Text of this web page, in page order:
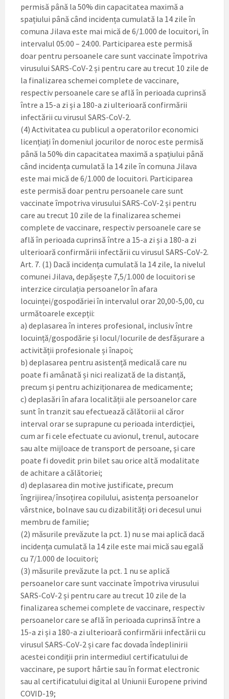
permisă până la 50% din capacitatea maximă a
spațiului până când incidența cumulată la 14 zile în
comuna Jilava este mai mică de 6/1.000 de locuitori, în
intervalul 05:00 – 24:00. Participarea este permisă
doar pentru persoanele care sunt vaccinate împotriva
virusului SARS-CoV-2 și pentru care au trecut 10 zile de
la finalizarea schemei complete de vaccinare,
respectiv persoanele care se află în perioada cuprinsă
între a 15-a zi și a 180-a zi ulterioară confirmării
infectării cu virusul SARS-CoV-2.
(4) Activitatea cu publicul a operatorilor economici
licențiați în domeniul jocurilor de noroc este permisă
până la 50% din capacitatea maximă a spațiului până
când incidența cumulată la 14 zile în comuna Jilava
este mai mică de 6/1.000 de locuitori. Participarea
este permisă doar pentru persoanele care sunt
vaccinate împotriva virusului SARS-CoV-2 și pentru
care au trecut 10 zile de la finalizarea schemei
complete de vaccinare, respectiv persoanele care se
află în perioada cuprinsă între a 15-a zi și a 180-a zi
ulterioară confirmării infectării cu virusul SARS-CoV-2.
Art. 7. (1) Dacă incidența cumulată la 14 zile, la nivelul
comunei Jilava, depășește 7,5/1.000 de locuitori se
interzice circulația persoanelor în afara
locuinței/gospodăriei în intervalul orar 20,00-5,00, cu
următoarele excepții:
a) deplasarea în interes profesional, inclusiv între
locuință/gospodărie și locul/locurile de desfășurare a
activității profesionale și înapoi;
b) deplasarea pentru asistență medicală care nu
poate fi amânată și nici realizată de la distanță,
precum și pentru achiziționarea de medicamente;
c) deplasări în afara localității ale persoanelor care
sunt în tranzit sau efectuează călătorii al căror
interval orar se suprapune cu perioada interdicției,
cum ar fi cele efectuate cu avionul, trenul, autocare
sau alte mijloace de transport de persoane, și care
poate fi dovedit prin bilet sau orice altă modalitate
de achitare a călătoriei;
d) deplasarea din motive justificate, precum
îngrijirea/însoțirea copilului, asistența persoanelor
vârstnice, bolnave sau cu dizabilități ori decesul unui
membru de familie;
(2) măsurile prevăzute la pct. 1) nu se mai aplică dacă
incidența cumulată la 14 zile este mai mică sau egală
cu 7/1.000 de locuitori;
(3) măsurile prevăzute la pct. 1 nu se aplică
persoanelor care sunt vaccinate împotriva virusului
SARS-CoV-2 și pentru care au trecut 10 zile de la
finalizarea schemei complete de vaccinare, respectiv
persoanelor care se află în perioada cuprinsă între a
15-a zi și a 180-a zi ulterioară confirmării infectării cu
virusul SARS-CoV-2 și care fac dovada îndeplinirii
acestei condiții prin intermediul certificatului de
vaccinare, pe suport hârtie sau în format electronic
sau al certificatului digital al Uniunii Europene privind
COVID-19;